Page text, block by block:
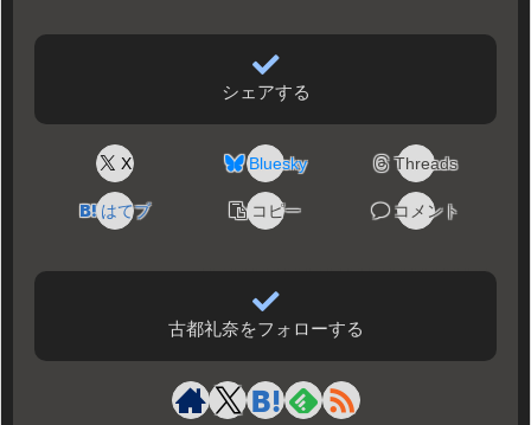
シェアする
X Bluesky Threads
はてブ コピー コメント
古都礼奈をフォローする